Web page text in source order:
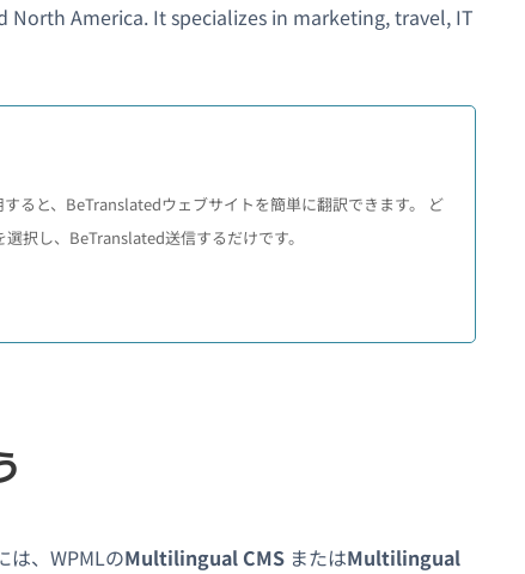
North America. It specializes in marketing, travel, IT
ると、BeTranslatedウェブサイトを簡単に翻訳できます。 ど
択し、BeTranslated送信するだけです。
は、WPMLのMultilingual CMS またはMultilingual